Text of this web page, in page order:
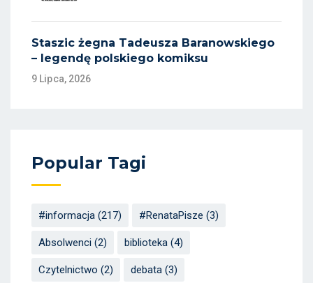
Staszic żegna Tadeusza Baranowskiego
– legendę polskiego komiksu
9 Lipca, 2026
Popular Tagi
#informacja (217) #RenataPisze (3)
Absolwenci (2) biblioteka (4)
Czytelnictwo (2) debata (3)